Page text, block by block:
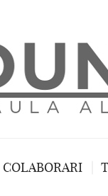
COLABORARI